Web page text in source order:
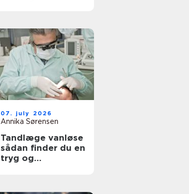
07. july 2026
Annika Sørensen
Tandlæge vanløse
sådan finder du en
tryg og